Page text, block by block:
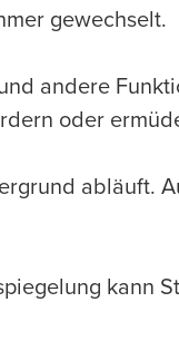
gewechselt.
andere
oder
abläuft.
kann